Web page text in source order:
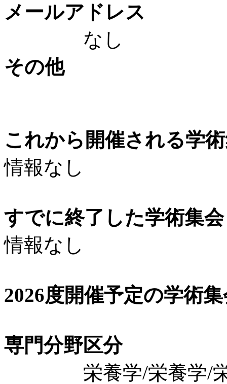
メールアドレス
なし
その他
これから開催される学
情報なし
すでに終了した学術集
情報なし
2026度開催予定の学術
専門分野区分
栄養学/栄養学/栄